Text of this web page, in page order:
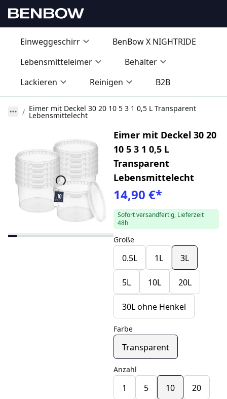
Einweggeschirr
BenBow X NIGHTRIDE
Lebensmitteleimer
Behälter
Lackieren
Reinigen B2B
Eimer mit Deckel 30 20 10 5 3 1 0,5 L Transparent
Lebensmittelecht
Eimer mit Deckel 30 20
10 5 3 1 0,5 L
Transparent
Lebensmittelecht
14,90 €*
Sofort versandfertig, Lieferzeit
48h
Größe
0.5L 1L 3L
5L 10L 20L
30L ohne Henkel
Farbe
Transparent
Anzahl
1 5 10 20